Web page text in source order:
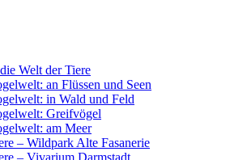
Welt der Tiere
an Flüssen und Seen
in Wald und Feld
Greifvögel
am Meer
– Wildpark Alte Fasanerie
– Vivarium Darmstadt